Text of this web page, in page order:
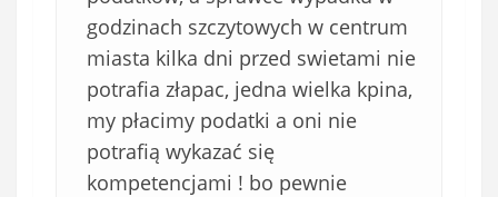
godzinach szczytowych w centrum
miasta kilka dni przed swietami nie
potrafia złapac, jedna wielka kpina,
my płacimy podatki a oni nie
potrafią wykazać się
kompetencjami ! bo pewnie